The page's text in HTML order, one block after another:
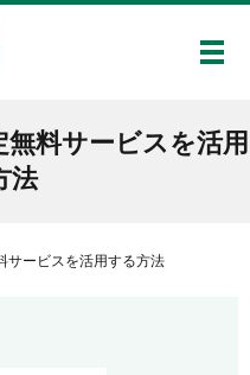
メ
料サービスを活用
法
サービスを活用する方法